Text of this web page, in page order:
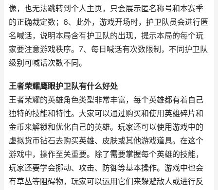
像，也无法跳转到个人主页，只会展示匿名称号和本赛季
的正确裁定数；6、此外，游戏开场时，护卫队员会进行匿
名喊话，说明本局含有护卫队的出现，提示本局的每个玩
家要注意游戏秩序。7、每日喊话有次数限制，不同护卫队
级别可喊话次数不同。
王者荣耀鹰眼护卫队有什么好处
王者荣耀的英雄角色类型非常丰富，每个英雄都有着自己
独特的技能和特性。大家可以通过购买和使用英雄碎片和
金币来解锁和优化自己的英雄。玩家还可以使用游戏中的
虚拟货币钻石去购买英雄、皮肤或其他游戏道具。在这个
游戏中，操作至关重要。除了需要掌握每个英雄的技能，
玩家还要学会挪动、攻击、防御等基本操作。游戏中也会
有草丛等阻碍物，玩家可以运用它们来躲避敌人或进行反